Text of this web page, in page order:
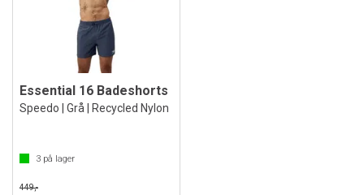
Essential 16 Badeshorts
Speedo | Grå | Recycled Nylon
3 på lager
449,-